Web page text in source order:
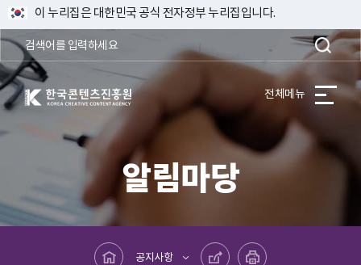
이 누리집은 대한민국 공식 전자정부 누리집입니다.
한국콘텐츠진흥원 KOREA CREATIVE CONTENT AGENCY 전체메뉴
알림마당
메인페이지로 바로가기
공지사항
공유하기 프린트하기